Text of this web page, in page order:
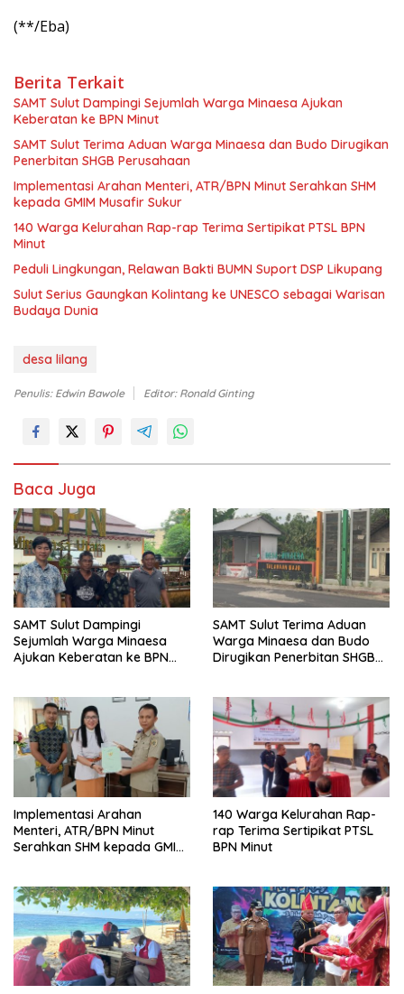
(**/Eba)
Berita Terkait
SAMT Sulut Dampingi Sejumlah Warga Minaesa Ajukan
Keberatan ke BPN Minut
SAMT Sulut Terima Aduan Warga Minaesa dan Budo Dirugikan
Penerbitan SHGB Perusahaan
Implementasi Arahan Menteri, ATR/BPN Minut Serahkan SHM
kepada GMIM Musafir Sukur
140 Warga Kelurahan Rap-rap Terima Sertipikat PTSL BPN
Minut
Sulut Serius Gaungkan Kolintang ke UNESCO sebagai Warisan
Budaya Dunia
desa lilang
Penulis: Edwin Bawole Editor: Ronald Ginting
Baca Juga
SAMT Sulut Dampingi
Sejumlah Warga Minaesa
Ajukan Keberatan ke BPN
SAMT Sulut Terima Aduan
Warga Minaesa dan Budo
Dirugikan Penerbitan SHGB
Implementasi Arahan
Menteri, ATR/BPN Minut
Serahkan SHM kepada GMIM
140 Warga Kelurahan Rap-
rap Terima Sertipikat PTSL
BPN Minut